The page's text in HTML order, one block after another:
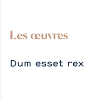
Les œuvres
Dum esset rex